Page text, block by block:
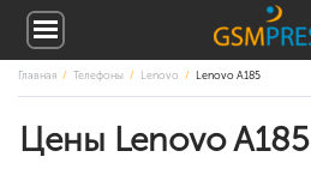
Главная Телефоны Lenovo Lenovo A185
Цены Lenovo A185